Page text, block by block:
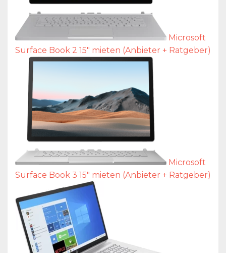
Microsoft
Surface Book 2 15″ mieten (Anbieter + Ratgeber)
Microsoft
Surface Book 3 15″ mieten (Anbieter + Ratgeber)